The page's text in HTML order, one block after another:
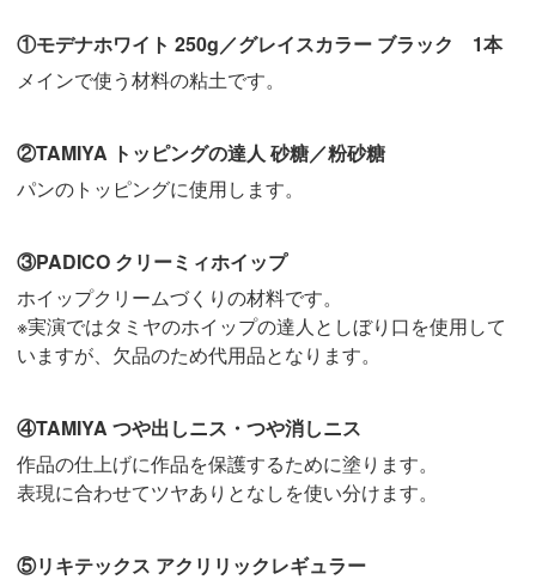
①モデナホワイト 250g／グレイスカラー ブラック 1本
メインで使う材料の粘土です。
②TAMIYA トッピングの達人 砂糖／粉砂糖
パンのトッピングに使用します。
③PADICO クリーミィホイップ
ホイップクリームづくりの材料です。
※実演ではタミヤのホイップの達人としぼり口を使用して
いますが、欠品のため代用品となります。
④TAMIYA つや出しニス・つや消しニス
作品の仕上げに作品を保護するために塗ります。
表現に合わせてツヤありとなしを使い分けます。
⑤リキテックス アクリリックレギュラー